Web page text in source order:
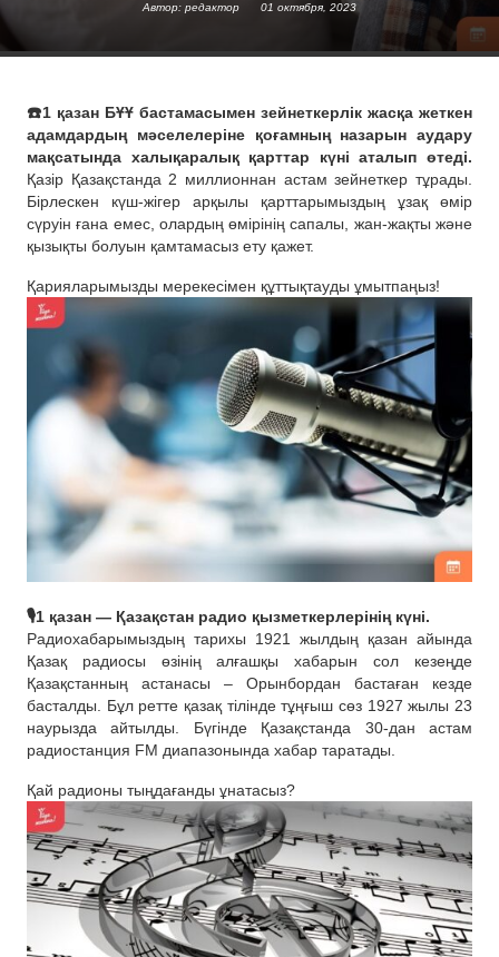
Автор: редактор 01 октября, 2023
☎️1 қазан БҰҰ бастамасымен зейнеткерлік жасқа жеткен
адамдардың мәселелеріне қоғамның назарын аудару
мақсатында халықаралық қарттар күні аталып өтеді.
Қазір Қазақстанда 2 миллионнан астам зейнеткер тұрады.
Бірлескен күш-жігер арқылы қарттарымыздың ұзақ өмір
сүруін ғана емес, олардың өмірінің сапалы, жан-жақты және
қызықты болуын қамтамасыз ету қажет.
Қарияларымызды мерекесімен құттықтауды ұмытпаңыз!
🎙1 қазан — Қазақстан радио қызметкерлерінің күні.
Радиохабарымыздың тарихы 1921 жылдың қазан айында
Қазақ радиосы өзінің алғашқы хабарын сол кезеңде
Қазақстанның астанасы – Орынбордан бастаған кезде
басталды. Бұл ретте қазақ тілінде тұңғыш сөз 1927 жылы 23
наурызда айтылды. Бүгінде Қазақстанда 30-дан астам
радиостанция FM диапазонында хабар таратады.
Қай радионы тыңдағанды ​​ұнатасыз?